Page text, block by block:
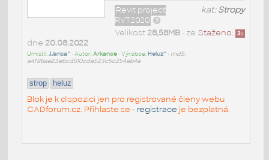
kat:Stropy
Revit project
RVT2020
Staženo: 3x
Velikost 28,58MB• ze
dne 20.08.2022
Umístil:JJansa^ • Autor:Arkance• Výrobce: Heluz^ • md5:
a4f98ae23e6cd510cde523c5c254eb4e
strop heluz
Blok je k dispozici jen pro registrované členy webu
CADforum.cz. Přihlaste se - registrace je bezplatná.